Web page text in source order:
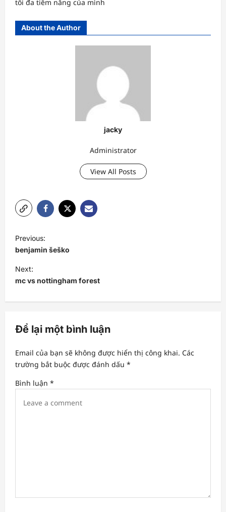
tối đa tiềm năng của mình
About the Author
jacky
Administrator
View All Posts
o
s
t
v
g
t
Previous:
benjamin šeško
Next:
mc vs nottingham forest
Để lại một bình luận
Email của bạn sẽ không được hiển thị công khai. Các
trường bắt buộc được đánh dấu *
Bình luận *